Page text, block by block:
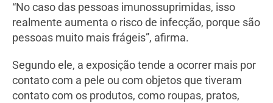
“No caso das pessoas imunossuprimidas, isso
realmente aumenta o risco de infecção, porque são
pessoas muito mais frágeis”, afirma.
Segundo ele, a exposição tende a ocorrer mais por
contato com a pele ou com objetos que tiveram
contato com os produtos, como roupas, pratos,